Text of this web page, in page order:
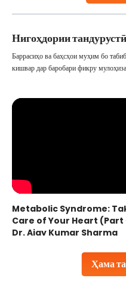
Нигоҳдории тандурустӣ
Ҳама
Баррасиҳо ва баҳсҳои муҳим бо
кишвар дар баробари фикру
Metabolic Syndrome:
Care of Your Heart (Part
Dr. Ajay Kumar Sharma